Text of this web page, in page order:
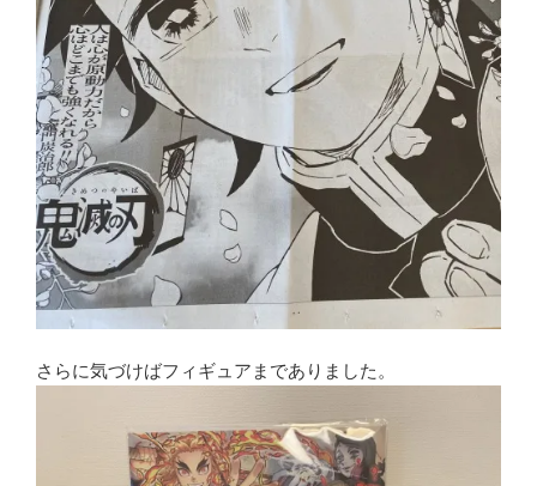
さらに気づけばフィギュアまでありました。